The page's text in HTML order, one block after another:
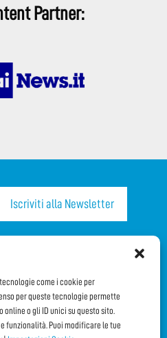
come i cookie per
per queste tecnologie permette
o gli ID unici su questo sito.
funzionalità. Puoi modificare le tue
Partner:
Iscriviti alla Newsletter
FacebookWhatsApp